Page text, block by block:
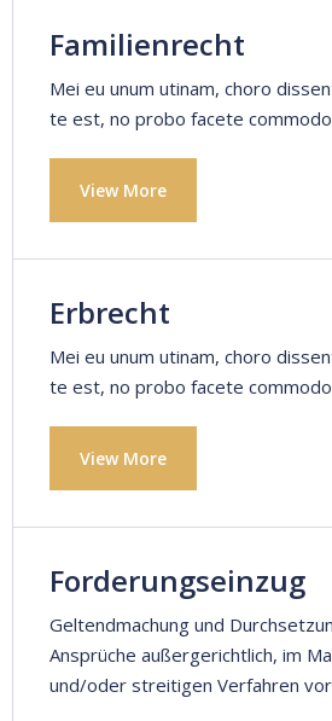
Familienrecht
Mei eu unum utinam, choro
te est, no probo facete
View More
Erbrecht
Mei eu unum utinam, choro
te est, no probo facete
View More
Forderungseinzug
Geltendmachung und
Ansprüche außergerichtlich, im
und/oder streitigen Verfahren